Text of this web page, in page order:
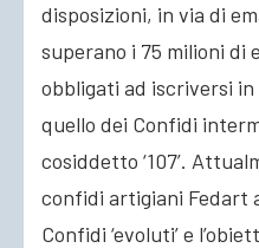
disposizioni, in via di
superano i 75 milioni di
obbligati ad iscriversi
quello dei Confidi
cosiddetto ‘107’.
confidi artigiani Fedart
Confidi ‘evoluti’ e